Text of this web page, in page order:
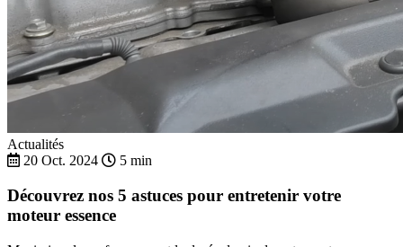
Actualités
20 Oct. 2024
5 min
Découvrez nos 5 astuces pour entretenir votre
moteur essence